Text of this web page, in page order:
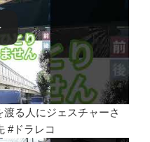
渡る人にジェスチャーさ
#ドラレコ